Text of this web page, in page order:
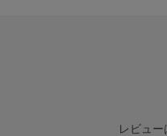
レビュー